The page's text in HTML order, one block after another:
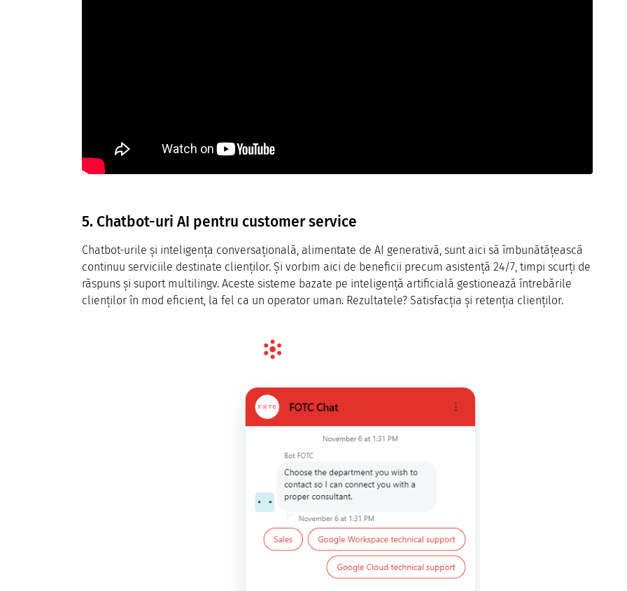
5. Chatbot-uri AI pentru customer service
Chatbot-urile și inteligența conversațională, alimentate de AI generativă, sunt aici să îmbunătățească
continuu serviciile destinate clienților. Și vorbim aici de beneficii precum asistență 24/7, timpi scurți de
răspuns și suport multilingv. Aceste sisteme bazate pe inteligență artificială gestionează întrebările
clienților în mod eficient, la fel ca un operator uman. Rezultatele? Satisfacția și retenția clienților.